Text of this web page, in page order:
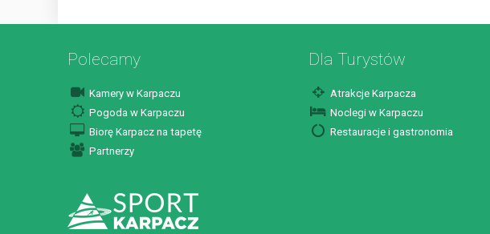
Polecamy
Kamery w Karpaczu
Pogoda w Karpaczu
Biorę Karpacz na tapetę
Partnerzy
Dla Turystów
Atrakcje Karpacza
Noclegi w Karpaczu
Restauracje i gastronomia